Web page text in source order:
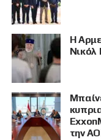
Η
Νικόλ
την